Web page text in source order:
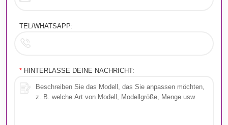
TEL/WHATSAPP:
* HINTERLASSE DEINE NACHRICHT: